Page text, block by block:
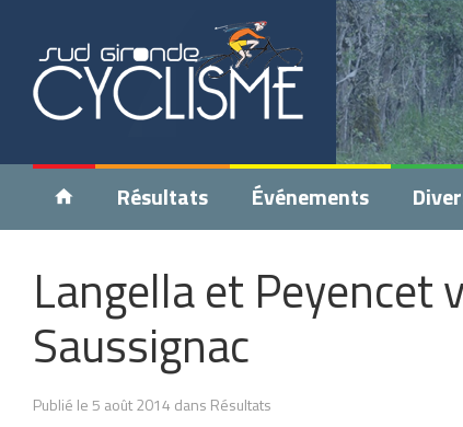
Résultats Événements
Langella et Peyencet
Saussignac
Publié le 5 août 2014 dans Résultats